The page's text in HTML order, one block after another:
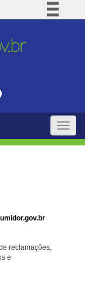
BR
Toggle
reclamações,
e